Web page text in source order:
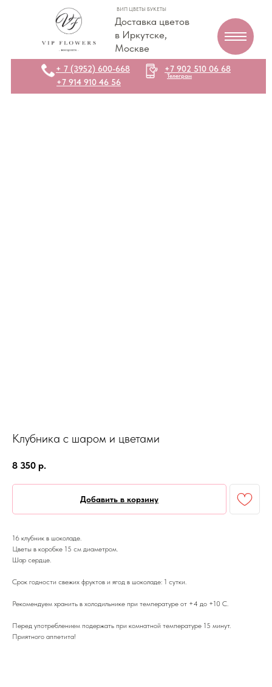
Доставка цветов
в Иркутске,
Москве
ВИП ЦВЕТЫ БУКЕТЫ
+7 914 910 46 56
+7 902 510 06 68
Телеграм
+ 7 (3952) 600-668
Клубника с шаром и цветами
8 350 р.
Добавить в корзину
16 клубник в шоколаде.
Цветы в коробке 15 см диаметром.
Шар сердце.
Срок годности свежих фруктов и ягод в шоколаде: 1 сутки.
Рекомендуем хранить в холодильнике при температуре от +4 до +10 С.
Перед употреблением подержать при комнатной температуре 15 минут.
Приятного аппетита!